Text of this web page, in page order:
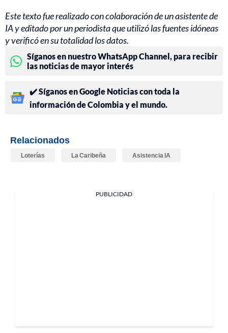
Este texto fue realizado con colaboración de un asistente de
IA y editado por un periodista que utilizó las fuentes idóneas
y verificó en su totalidad los datos.
Síganos en nuestro WhatsApp Channel, para recibir
las noticias de mayor interés
✔️ Síganos en Google Noticias con toda la
información de Colombia y el mundo.
Relacionados
Loterías La Caribeña Asistencia IA
PUBLICIDAD